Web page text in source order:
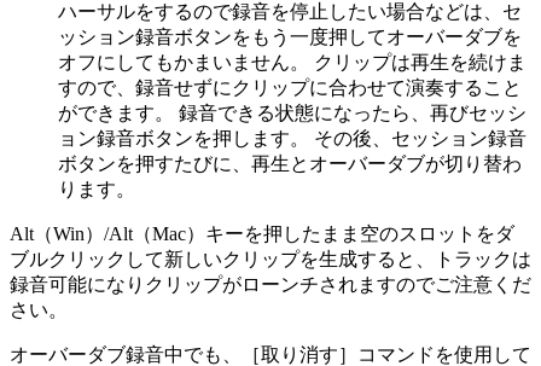
ハーサルをするので録音を停止したい場合などは、セ
ッション録音ボタンをもう一度押してオーバーダブを
オフにしてもかまいません。 クリップは再生を続けま
すので、録音せずにクリップに合わせて演奏すること
ができます。 録音できる状態になったら、再びセッシ
ョン録音ボタンを押します。 その後、セッション録音
ボタンを押すたびに、再生とオーバーダブが切り替わ
ります。
Alt（Win）/Alt（Mac）キーを押したまま空のスロットをダ
ブルクリックして新しいクリップを生成すると、トラックは
録音可能になりクリップがローンチされますのでご注意くだ
さい。
オーバーダブ録音中でも、［取り消す］コマンドを使用して